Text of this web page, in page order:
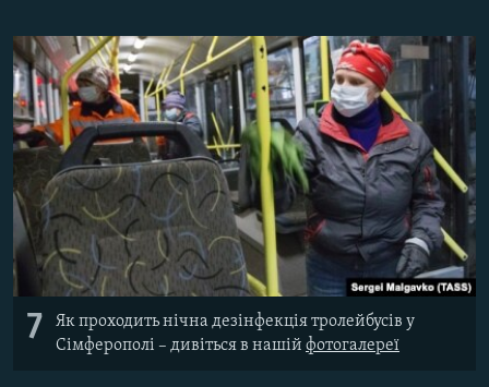
7
Як проходить нічна дезінфекція тролейбусів у
Сімферополі – дивіться в нашій фотогалереї​